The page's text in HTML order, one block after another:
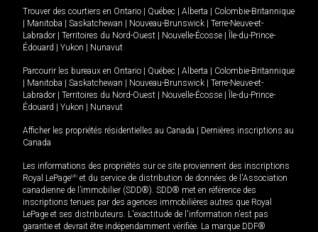
Trouver des courtiers en Ontario Québec Alberta
Colombie-Britannique
Manitoba Saskatchewan Nouveau-Brunswick
Terre-Neuve-et-
Labrador
Territoires du Nord-Ouest Nouvelle-Écosse
Île-du-Prince-
Édouard
Yukon Nunavut
Parcourir les bureaux en Ontario Québec Alberta
Colombie-Britannique
Manitoba Saskatchewan Nouveau-Brunswick
Terre-Neuve-et-
Labrador
Territoires du Nord-Ouest Nouvelle-Écosse
Île-du-Prince-
Édouard
Yukon Nunavut
Afficher les propriétés résidentielles au Canada
Dernières inscriptions au
Canada
Les informations des propriétés sur ce site proviennent des inscriptions
Royal LePageMD et du service de distribution de données de l'Association
canadienne de l’immobilier (SDD®). SDD® met en référence des
inscriptions tenues par des agences immobilières autres que Royal
LePage et ses distributeurs. L'exactitude de l'information n'est pas
garantie et devrait être indépendamment vérifiée. La marque DDF®